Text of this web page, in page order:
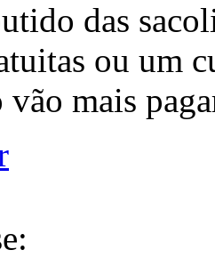
das
ou um
vão mais